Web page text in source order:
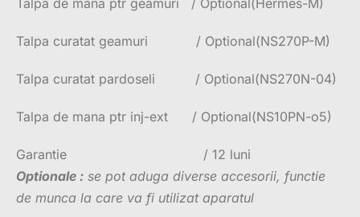
Talpa de mana ptr geamuri / Optional(Hermes-M)
Talpa curatat geamuri / Optional(NS270P-M)
Talpa curatat pardoseli / Optional(NS270N-04)
Talpa de mana ptr inj-ext / Optional(NS10PN-o5)
Garantie / 12 luni
Optionale : se pot aduga diverse accesorii, functie
de munca la care va fi utilizat aparatul